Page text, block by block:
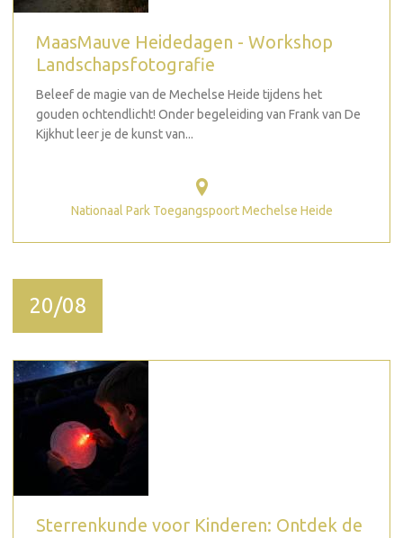
MaasMauve Heidedagen - Workshop
Landschapsfotografie
Beleef de magie van de Mechelse Heide tijdens het
gouden ochtendlicht! Onder begeleiding van Frank van De
Kijkhut leer je de kunst van...
Nationaal Park Toegangspoort Mechelse Heide
20/08
Sterrenkunde voor Kinderen: Ontdek de